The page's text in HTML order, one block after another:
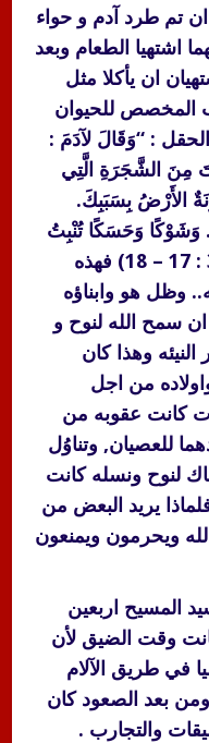
تم طرد آدم و حواء
اشتهيا الطعام وبعد
ان يأكلا مثل
المخصص للحيوان
: “وَقَالَ لآدَمَ :
مِنَ الشَّجَرَةِ الَّتِي
الأَرْضُ بِسَبَبِكَ.
وَشَوْكًا وَحَسَكًا تُنْبِتُ
لَكَ، وَتَأْكُلُ عُشْبَ الْحَقْلِ “(تك 3 : 17 – 18) فهذه
وظل هو وابناؤه
ان سمح الله لنوح و
النيئه وهذا كان
من اجل
كانت عقوبه من
للعصيان, وتناوُل
لنوح ونسله كانت
يريد البعض من
ويحرمون ويمنعون
المسيح اربعين
ليله (متي 2:4) وكانت وقت الضيق لأن
في طريق الآلام
بعد الصعود كان
والتجارب .